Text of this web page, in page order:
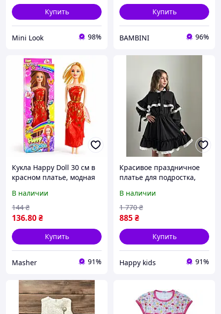
Купить
Mini Look 98%
Купить
BAMBINI 96%
Кукла Happy Doll 30 см в
красном платье, модная
В наличии
136.80₴
144 ₴
Купить
Masher 91%
Красивое праздничное
платье для подростка,
девочки, Школьное
платье для девочек софт,
М
В наличии
885₴
1 770 ₴
Купить
Happy kids 91%